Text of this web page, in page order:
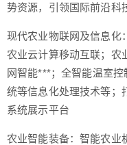
势资源，引领国际前沿科
现代农业物联网及信息化
农业云计算移动互联；农
网智能***；全智能温室
统等信息化处理技术等；
系统展示平台
农业智能装备：智能农业